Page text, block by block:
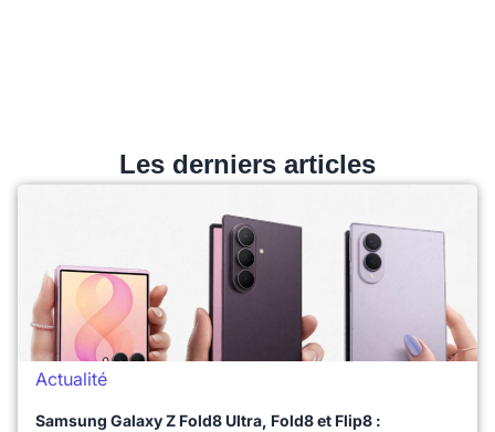
Les derniers articles
Actualité
Samsung Galaxy Z Fold8 Ultra, Fold8 et Flip8 :